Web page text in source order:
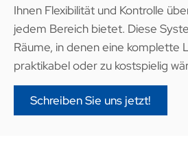
Ihnen Flexibilität und Kontrolle
jedem Bereich bietet. Diese
Räume, in denen eine komplette
praktikabel oder zu kostspielig
Schreiben Sie uns jetzt!